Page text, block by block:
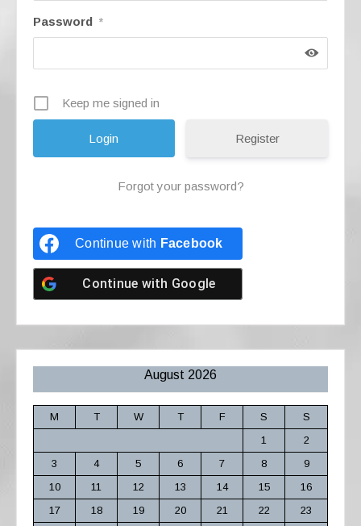
Password *
Keep me signed in
Register
Forgot your password?
Continue with Facebook
Continue with Google
August 2026
M T W T F S
S
1
2
3
4 5 6 7 8
9
10
11 12 13 14 15
16
17
18 19 20 21 22
23